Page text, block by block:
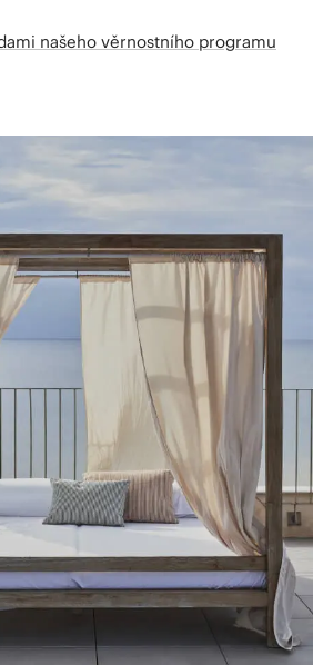
našeho věrnostního programu